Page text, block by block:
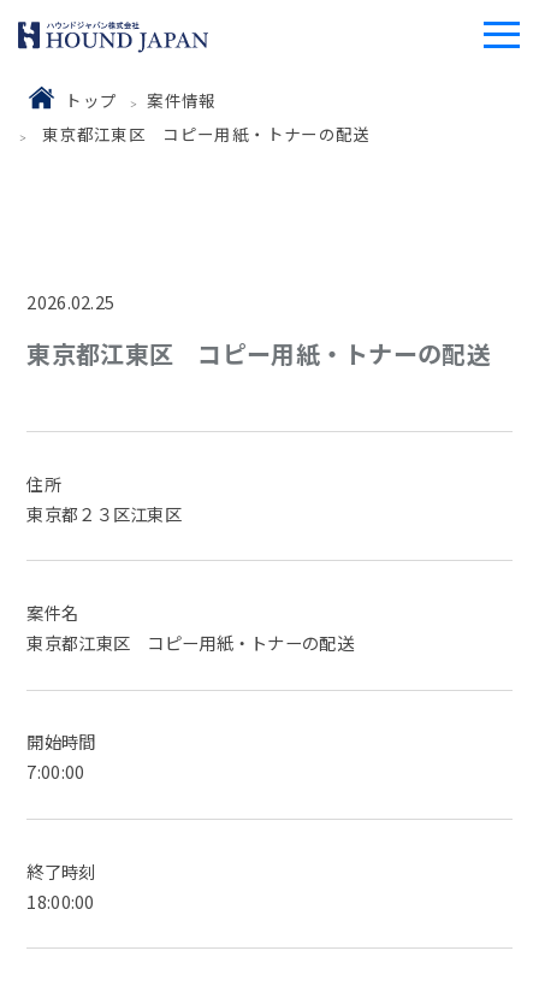
トップ
案件情報
東京都江東区 コピー用紙・トナーの配送
2026.02.25
東京都江東区 コピー用紙・トナーの配送
住所
東京都２３区江東区
案件名
東京都江東区 コピー用紙・トナーの配送
開始時間
7:00:00
終了時刻
18:00:00